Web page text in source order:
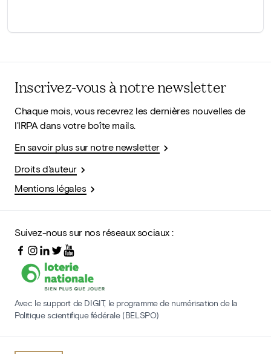
Inscrivez-vous à notre newsletter
Chaque mois, vous recevrez les dernières nouvelles de
l'IRPA dans votre boîte mails.
En savoir plus sur notre newsletter
Droits d'auteur
Mentions légales
Suivez-nous sur nos réseaux sociaux :
Avec le support de DIGIT, le programme de numérisation de la
Politique scientifique fédérale (BELSPO)